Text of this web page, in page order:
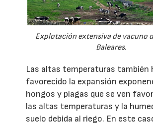
Explotación extensiva de vacuno
Baleares.
Las altas temperaturas también
favorecido la expansión
hongos y plagas que se ven
las altas temperaturas y la
suelo debida al riego. En este